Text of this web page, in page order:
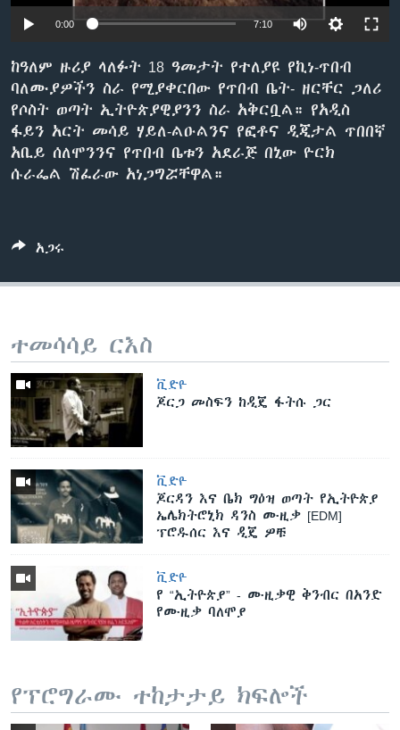
ቋንቋዎች
0:00 7:10
ከዓለም ዙሪያ ላለፉት 18 ዓመታት የተለያዩ የኪነ-ጥበብ
ባለሙያዎችን ስራ የሚያቀርበው የጥበብ ቤት- ዘርቸር ጋለሪ
የሶስት ወጣት ኢትዮጵያዊያንን ስራ አቅርቧል። የአዲስ
ፋይን አርት መሳይ ሃይለ-ልዑልንና የፎቶና ዲጂታል ጥበበኛ
አቢይ ሰለሞንንና የጥበብ ቤቱን አደራጅ በኒው ዮርክ
ሱራፌል ሽፈራው አነጋግሯቸዋል።
አጋሩ
ተመሳሳይ ርእስ
ቪድዮ
ጆርጋ መስፍን ከዲጄ ፋትሱ ጋር
ቪድዮ
ጆርዳን እና ቤክ ግዕዝ ወጣት የኢትዮጵያ
ኤሌክትሮኒክ ዳንስ ሙዚቃ [EDM]
ፕሮዱሰር እና ዲጄ ዎቹ
ቪድዮ
የ “ኢትዮጵያ” - ሙዚቃዊ ቅንብር በአንድ
የሙዚቃ ባለሞያ
የፕሮግራሙ ተከታታይ ክፍሎች